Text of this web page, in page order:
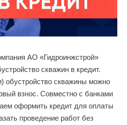
АО «Гидроинжстрой»
скважин в кредит.
обустройство скважины можно
взнос. Совместно с банками
оформить кредит для оплаты
проведение работ без